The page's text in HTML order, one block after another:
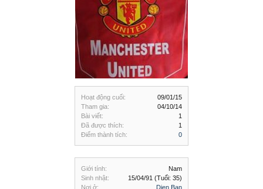
Hoạt động cuối:
09/01/15
Tham gia:
04/10/14
Bài viết:
1
Đã được thích:
1
Điểm thành tích:
0
Giới tính:
Nam
Sinh nhật:
15/04/91 (Tuổi: 35)
Nơi ở:
Dien Ban